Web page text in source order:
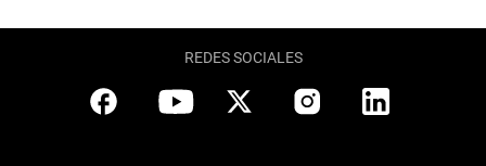
REDES SOCIALES